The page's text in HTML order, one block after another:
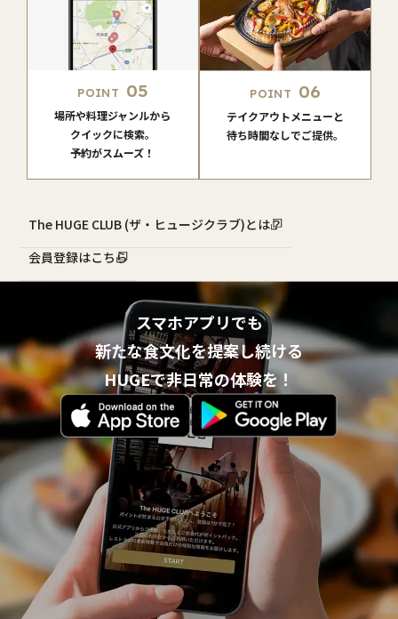
POINT 05
場所や料理ジャンルから
クイックに検索。
予約がスムーズ！
POINT 06
テイクアウトメニューと
待ち時間なしでご提供。
The HUGE CLUB (ザ・ヒュージクラブ)とは？
会員登録はこちら
スマホアプリでも
新たな食文化を提案し続ける
HUGEで非日常の体験を！